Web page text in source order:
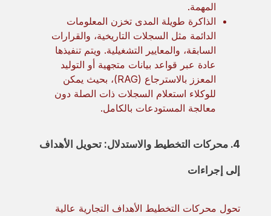
المهمة.
الذاكرة طويلة المدى تخزن المعلومات
الدائمة مثل السجلات التاريخية، والقرارات
السابقة، والمعايير التشغيلية. ويتم تنفيذها
عادة عبر قواعد بيانات متجهية أو التوليد
المعزز بالاسترجاع (RAG)، بحيث يمكن
للوكلاء استعلام السجلات ذات الصلة دون
معالجة المستودعات بالكامل.
4. محركات التخطيط والاستدلال: تحويل الأهداف
إلى إجراءات
تحول محركات التخطيط الأهداف التجارية عالية